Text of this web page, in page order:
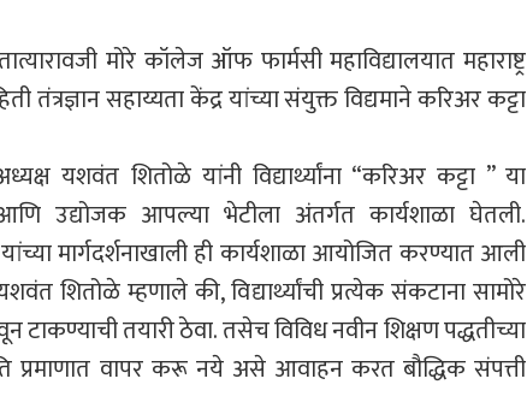
मोरे कॉलेज ऑफ फार्मसी महाविद्यालयात महाराष्ट्र
तंत्रज्ञान सहाय्यता केंद्र यांच्या संयुक्त विद्यमाने करिअर कट्टा
यशवंत शितोळे यांनी विद्यार्थ्यांना “करिअर कट्टा ” या
उद्योजक आपल्या भेटीला अंतर्गत कार्यशाळा घेतली.
मार्गदर्शनाखाली ही कार्यशाळा आयोजित करण्यात आली
यशवंत शितोळे म्हणाले की, विद्यार्थ्यांची प्रत्येक संकटाना सामोरे
तयारी ठेवा. तसेच विविध नवीन शिक्षण पद्धतीच्या
वापर करू नये असे आवाहन करत बौद्धिक संपत्ती